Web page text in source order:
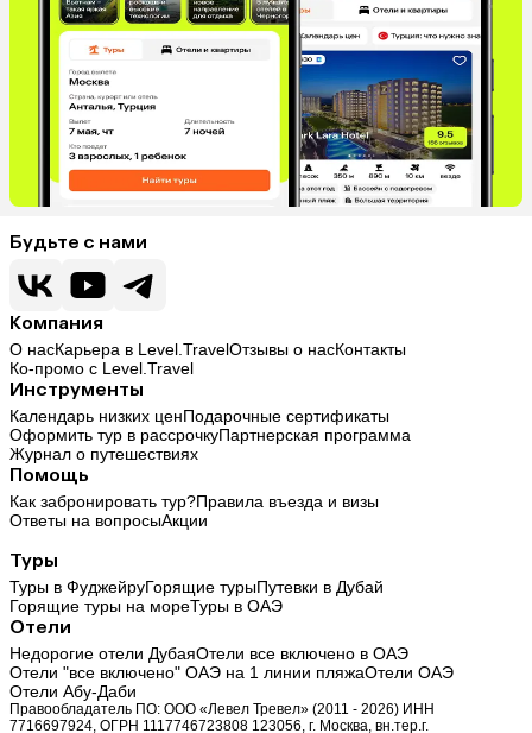
Будьте с нами
Компания
О насКарьера в Level.TravelОтзывы о насКонтакты
Ко-промо с Level.Travel
Инструменты
Календарь низких ценПодарочные сертификаты
Оформить тур в рассрочкуПартнерская программа
Журнал о путешествиях
Помощь
Как забронировать тур?Правила въезда и визы
Ответы на вопросыАкции
Туры
Туры в ФуджейруГорящие турыПутевки в Дубай
Горящие туры на мореТуры в ОАЭ
Отели
Недорогие отели ДубаяОтели все включено в ОАЭ
Отели "все включено" ОАЭ на 1 линии пляжаОтели ОАЭ
Отели Абу-Даби
Правообладатель ПО: ООО «Левел Тревел» (2011 - 2026) ИНН
7716697924, ОГРН 1117746723808 123056, г. Москва, вн.тер.г.